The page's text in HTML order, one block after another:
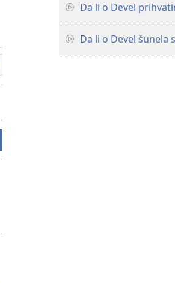
Da li o Devel
Da li o Devel šunela